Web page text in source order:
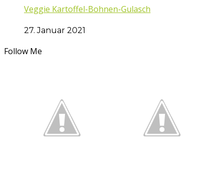
Veggie Kartoffel-Bohnen-Gulasch
27. Januar 2021
Follow Me